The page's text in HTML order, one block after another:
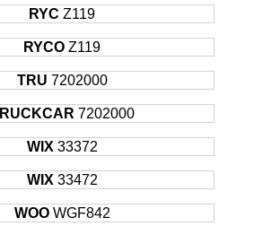
RYC Z119
RYCO Z119
TRU 7202000
7202000
WIX 33372
WIX 33472
WOO WGF842